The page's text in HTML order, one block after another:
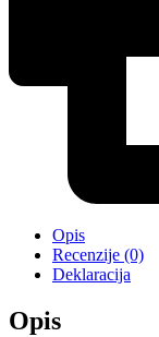
Opis
Recenzije (0)
Deklaracija
Opis